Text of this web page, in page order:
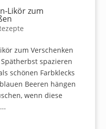
Likör zum
zum Verschenken
spazieren
schönen Farbklecks
Beeren hängen
wenn diese